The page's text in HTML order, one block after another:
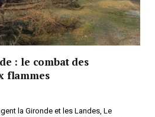
: le combat des
flammes
la Gironde et les Landes, Le